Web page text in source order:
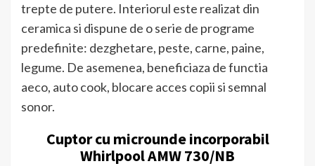
trepte de putere. Interiorul este realizat din
ceramica si dispune de o serie de programe
predefinite: dezghetare, peste, carne, paine,
legume. De asemenea, beneficiaza de functia
aeco, auto cook, blocare acces copii si semnal
sonor.
Cuptor cu microunde incorporabil
Whirlpool AMW 730/NB